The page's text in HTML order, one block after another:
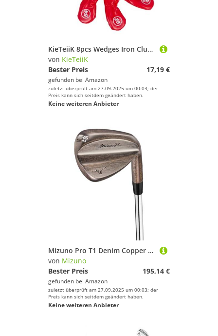
KieTeiiK 8pcs Wedges Iron Club Protective Headcover Putter Protector PU Leder Golfs Iron Head Deckungen Supplies Head Cover Schutzabdeckung PU Soft Dauer Tragbar
von KieTeiiK
Bester Preis
17,19 €
gefunden bei Amazon
zuletzt überprüft am 27.09.2025 um 00:03; der
Preis kann sich seitdem geändert haben.
Keine weiteren Anbieter
Mizuno Pro T1 Denim Copper Wedge
von Mizuno
Bester Preis
195,14 €
gefunden bei Amazon
zuletzt überprüft am 27.09.2025 um 00:03; der
Preis kann sich seitdem geändert haben.
Keine weiteren Anbieter